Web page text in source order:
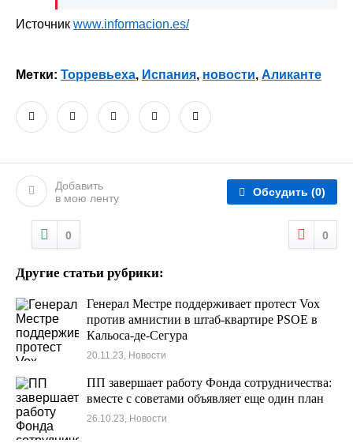
Источник www.informacion.es/
Метки: Торревьеха, Испания, новости, Аликанте
Добавить
в мою ленту
Обсудить (0)
0 0
Другие статьи рубрики:
Генерал Местре поддерживает протест Vox
против амнистии в штаб-квартире PSOE в
Кальоса-де-Сегура
20.11.23, Новости
ПП завершает работу Фонда сотрудничества:
вместе с советами объявляет еще один план
26.10.23, Новости